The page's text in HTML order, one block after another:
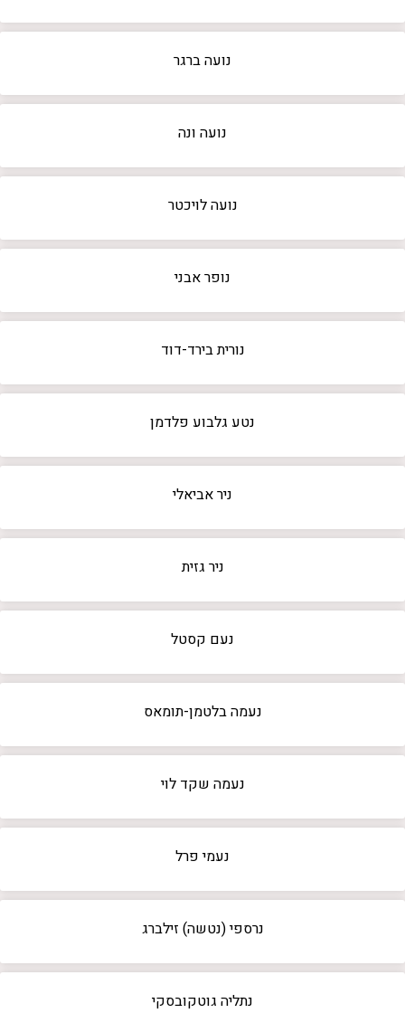
נועה ברגר
נועה ונה
נועה לויכטר
נופר אבני
נורית בירד-דוד
נטע גלבוע פלדמן
ניר אביאלי
ניר גזית
נעם קסטל
נעמה בלטמן-תומאס
נעמה שקד לוי
נעמי פרל
נרספי (נטשה) זילברג
נתליה גוטקובסקי